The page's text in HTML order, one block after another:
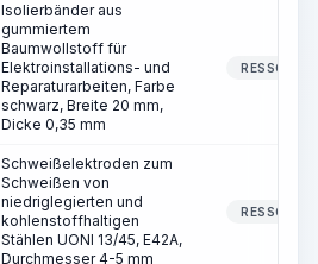
Isolierbänder aus
gummiertem
Baumwollstoff für
Elektroinstallations- und
Reparaturarbeiten, Farbe
schwarz, Breite 20 mm,
Dicke 0,35 mm
Schweißelektroden zum
Schweißen von
niedriglegierten und
kohlenstoffhaltigen
Stählen UONI 13/45, E42A,
Durchmesser 4-5 mm